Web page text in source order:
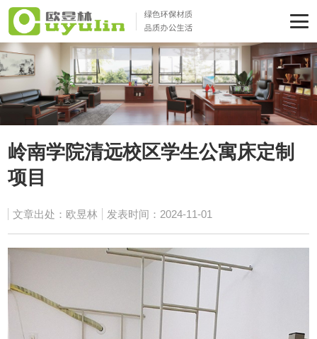
岭南学院清远校区学生公寓床定制
项目
文章出处：欧昱林 发表时间：2024-11-01